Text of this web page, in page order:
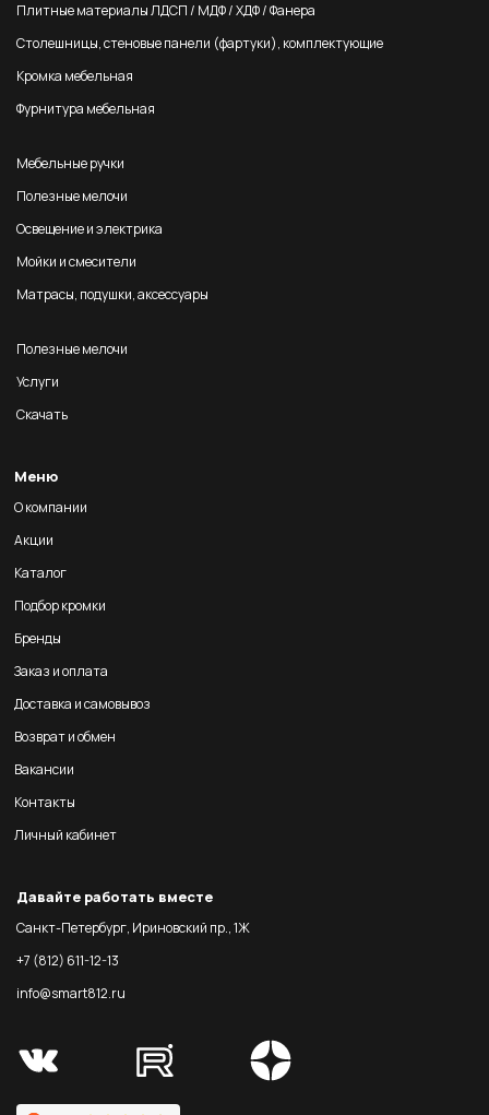
Плитные материалы ЛДСП / МДФ / ХДФ / Фанера
Столешницы, стеновые панели (фартуки), комплектующие
Кромка мебельная
Фурнитура мебельная
Мебельные ручки
Полезные мелочи
Освещение и электрика
Мойки и смесители
Матрасы, подушки, аксессуары
Полезные мелочи
Услуги
Скачать
Меню
О компании
Акции
Каталог
Подбор кромки
Бренды
Заказ и оплата
Доставка и самовывоз
Возврат и обмен
Вакансии
Контакты
Личный кабинет
Давайте работать вместе
Санкт-Петербург, Ириновский пр., 1Ж
+7 (812) 611-12-13
info@smart812.ru